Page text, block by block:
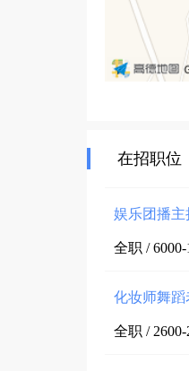
在招职位
娱乐团播主
全职 /
化妆师舞蹈
全职 /